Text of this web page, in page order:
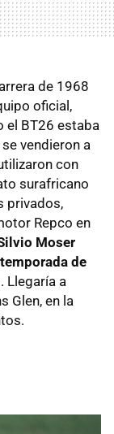
de 1968
oficial,
el BT26 estaba
vendieron a
con
surafricano
privados,
Repco en
Moser
de
. Llegaría a
Glen, en la